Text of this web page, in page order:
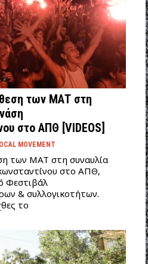
των ΜΑΤ στη
στο ΑΠΘ [VIDEOS]
MOVEMENT
των ΜΑΤ στη συναυλία
στο ΑΠΘ,
Φεστιβάλ
& συλλογικοτήτων.
το